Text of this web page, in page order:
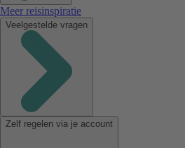
Meer reisinspiratie
Veelgestelde vragen
Zelf regelen via je account